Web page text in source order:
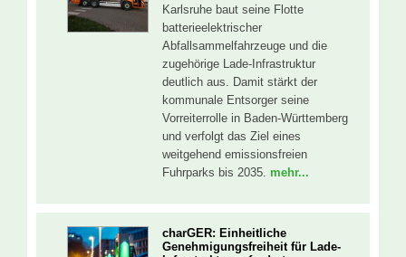
Karlsruhe baut seine Flotte
batterieelektrischer
Abfallsammelfahrzeuge und die
zugehörige Lade-Infrastruktur
deutlich aus. Damit stärkt der
kommunale Entsorger seine
Vorreiterrolle in Baden-Württemberg
und verfolgt das Ziel eines
weitgehend emissionsfreien
Fuhrparks bis 2035. mehr...
charGER: Einheitliche
Genehmigungsfreiheit für Lade-